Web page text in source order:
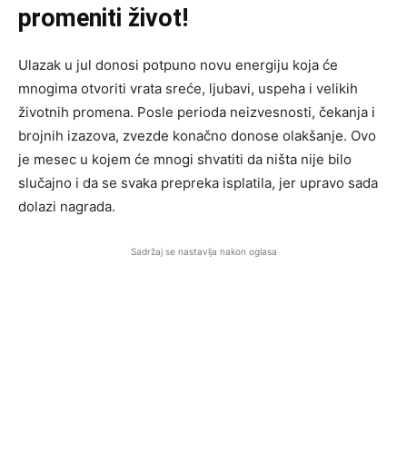
promeniti život!
Ulazak u jul donosi potpuno novu energiju koja će
mnogima otvoriti vrata sreće, ljubavi, uspeha i velikih
životnih promena. Posle perioda neizvesnosti, čekanja i
brojnih izazova, zvezde konačno donose olakšanje. Ovo
je mesec u kojem će mnogi shvatiti da ništa nije bilo
slučajno i da se svaka prepreka isplatila, jer upravo sada
dolazi nagrada.
Sadržaj se nastavlja nakon oglasa